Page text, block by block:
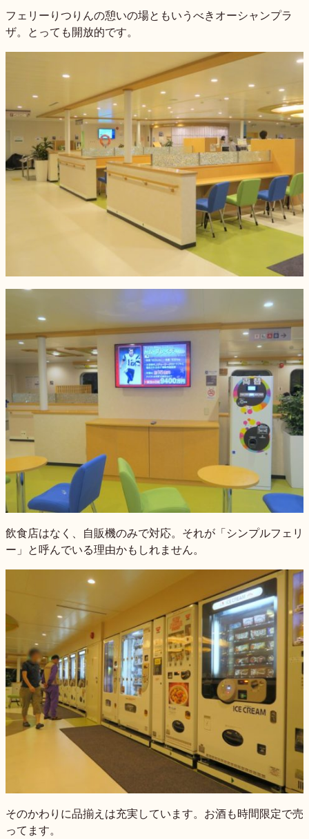
フェリーりつりんの憩いの場ともいうべきオーシャンプラ
ザ。とっても開放的です。
飲食店はなく、自販機のみで対応。それが「シンプルフェリ
ー」と呼んでいる理由かもしれません。
そのかわりに品揃えは充実しています。お酒も時間限定で売
ってます。